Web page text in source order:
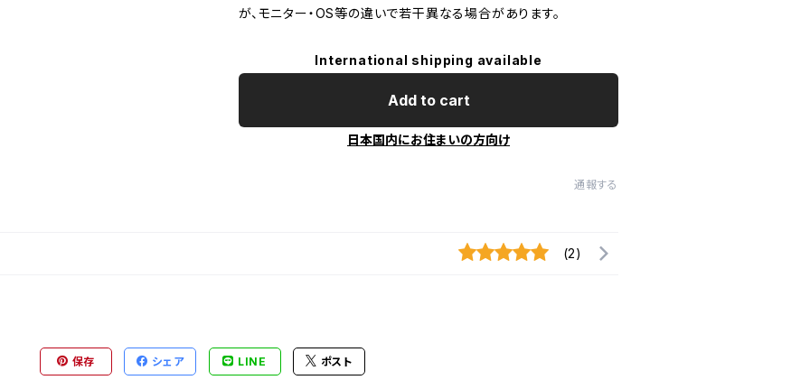
が、モニター・OS等の違いで若干異なる場合があります。
International shipping available
Add to cart
日本国内にお住まいの方向け
通報する
(2)
保存 シェア LINE ポスト